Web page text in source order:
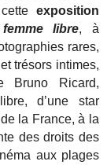
exposition
libre, à
rares,
trésors intimes,
Bruno Ricard,
d’une star
la France, à la
des droits des
aux plages